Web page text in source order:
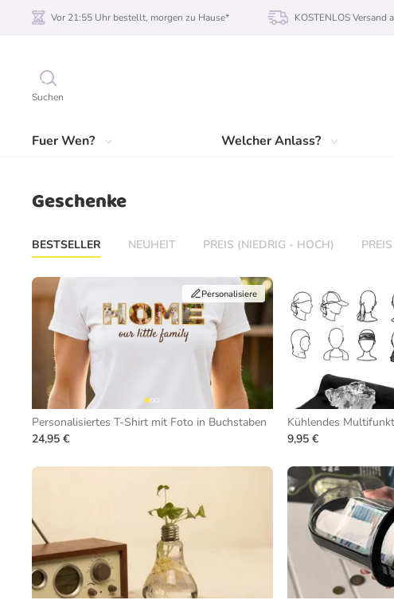
Suchen
Fuer Wen? Welcher Anlass?
Vor 21:55 Uhr bestellt, morgen zu Hause* KOSTENLOS Versand
Geschenke
BESTSELLER NEUHEIT PREIS (NIEDRIG - HOCH)
Personalisiere
Personalisiertes T-Shirt mit Foto in Buchstaben
24,95 €
Kühlendes
9,95 €